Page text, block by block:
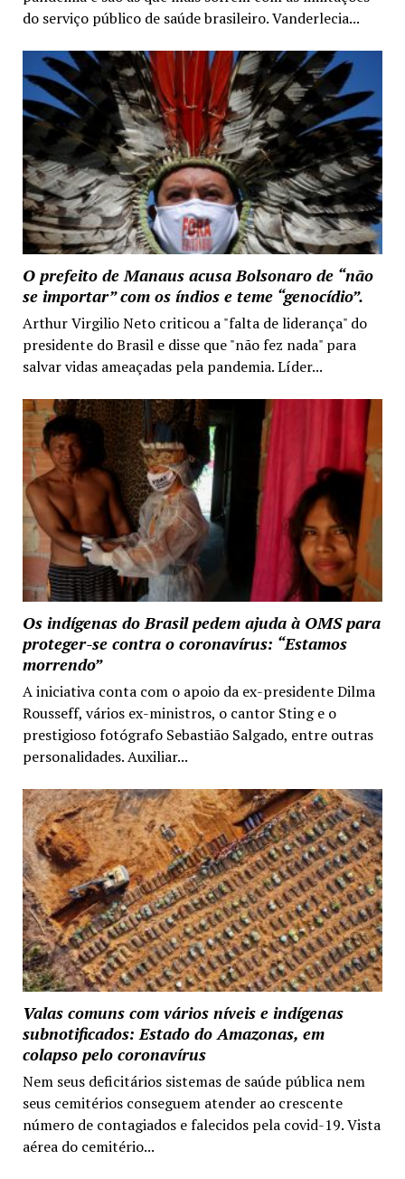
do serviço público de saúde brasileiro. Vanderlecia...
O prefeito de Manaus acusa Bolsonaro de “não
se importar” com os índios e teme “genocídio”.
Arthur Virgilio Neto criticou a "falta de liderança" do
presidente do Brasil e disse que "não fez nada" para
salvar vidas ameaçadas pela pandemia. Líder...
Os indígenas do Brasil pedem ajuda à OMS para
proteger-se contra o coronavírus: “Estamos
morrendo”
A iniciativa conta com o apoio da ex-presidente Dilma
Rousseff, vários ex-ministros, o cantor Sting e o
prestigioso fotógrafo Sebastião Salgado, entre outras
personalidades. Auxiliar...
Valas comuns com vários níveis e indígenas
subnotificados: Estado do Amazonas, em
colapso pelo coronavírus
Nem seus deficitários sistemas de saúde pública nem
seus cemitérios conseguem atender ao crescente
número de contagiados e falecidos pela covid-19. Vista
aérea do cemitério...